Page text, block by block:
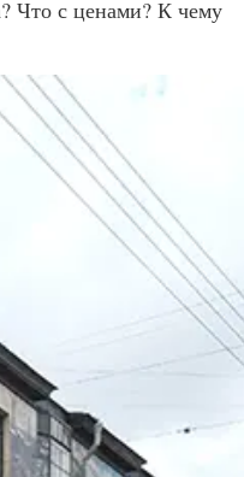
Что с ценами? К чему